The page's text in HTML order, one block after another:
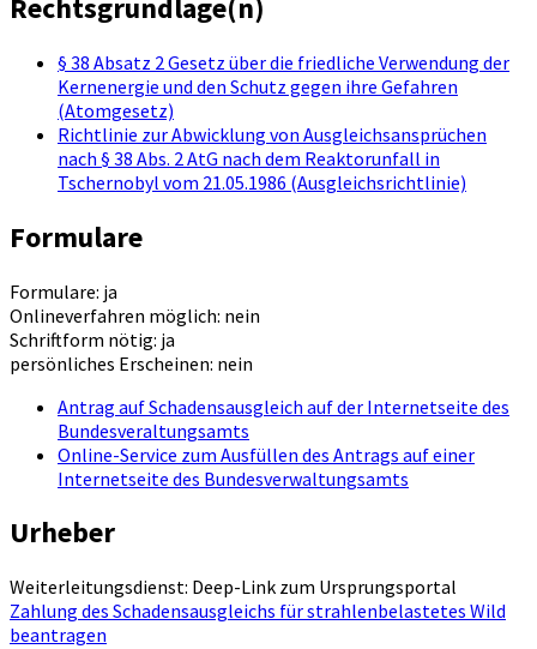
Rechtsgrundlage(n)
§ 38 Absatz 2 Gesetz über die friedliche Verwendung der
Kernenergie und den Schutz gegen ihre Gefahren
(Atomgesetz)
Richtlinie zur Abwicklung von Ausgleichsansprüchen
nach § 38 Abs. 2 AtG nach dem Reaktorunfall in
Tschernobyl vom 21.05.1986 (Ausgleichsrichtlinie)
Formulare
Formulare: ja
Onlineverfahren möglich: nein
Schriftform nötig: ja
persönliches Erscheinen: nein
Antrag auf Schadensausgleich auf der Internetseite des
Bundesveraltungsamts
Online-Service zum Ausfüllen des Antrags auf einer
Internetseite des Bundesverwaltungsamts
Urheber
Weiterleitungsdienst: Deep-Link zum Ursprungsportal
Zahlung des Schadensausgleichs für strahlenbelastetes Wild
beantragen